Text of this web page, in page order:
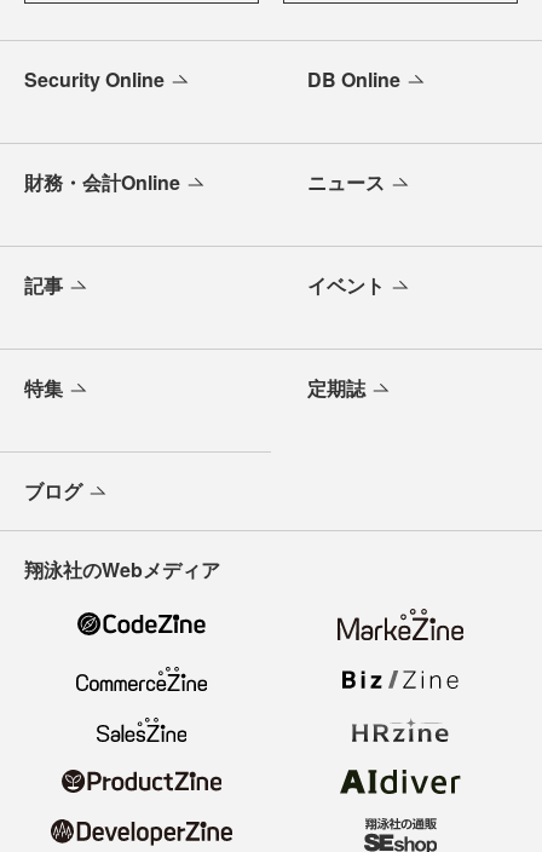
Security Online DB Online
財務・会計Online ニュース
記事 イベント
特集 定期誌
ブログ
翔泳社のWebメディア